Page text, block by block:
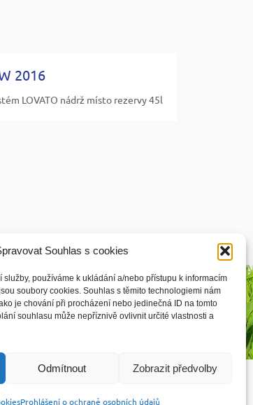
Souhlas s cookies
používáme k ukládání a/nebo přístupu k informacím
soubory cookies. Souhlas s těmito technologiemi nám
je chování při procházení nebo jedinečná ID na tomto
souhlasu může nepříznivě ovlivnit určité vlastnosti a
Odmítnout Zobrazit předvolby
Prohlášení o ochraně osobních údajů
2016
LOVATO nádrž místo rezervy 45l
Vyhledávání: